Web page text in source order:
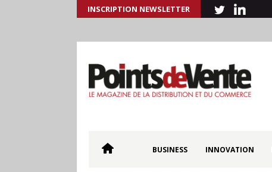
INSCRIPTION NEWSLETTER
BUSINESS INNOVATION